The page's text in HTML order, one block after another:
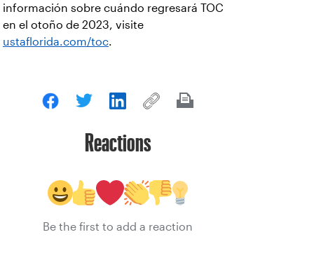
información sobre cuándo regresará TOC
en el otoño de 2023, visite
ustaflorida.com/toc.
Reactions
Be the first to add a reaction